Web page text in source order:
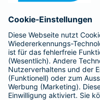
Barmenia ist
Kranken-